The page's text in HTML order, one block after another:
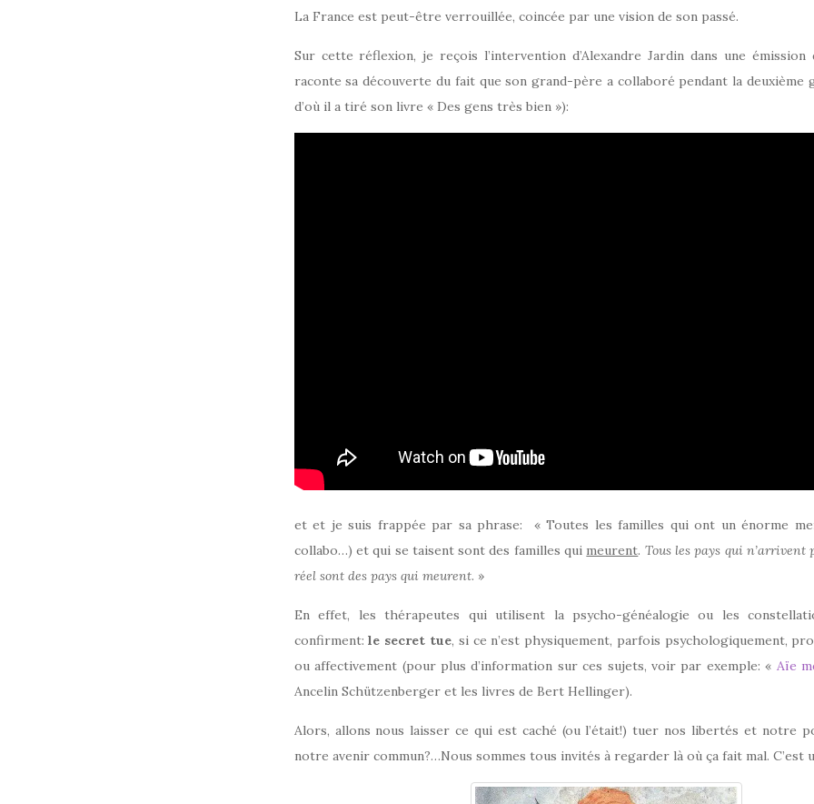
La France est peut-être verrouillée, coincée par une vision de son passé.
Sur cette réflexion, je reçois l’intervention d’Alexandre Jardin dans une émission
raconte sa découverte du fait que son grand-père a collaboré pendant la deuxième
d’où il a tiré son livre « Des gens très bien »):
et et je suis frappée par sa phrase: « Toutes les familles qui ont un énorme
collabo…) et qui se taisent sont des familles qui meurent. Tous les pays qui n’arrivent
réel sont des pays qui meurent. »
En effet, les thérapeutes qui utilisent la psycho-généalogie ou les
confirment:le secret tue, si ce n’est physiquement, parfois psychologiquement,
ou affectivement (pour plus d’information sur ces sujets, voir par exemple: « Aïe
Ancelin Schützenberger et les livres de Bert Hellinger).
Alors, allons nous laisser ce qui est caché (ou l’était!) tuer nos libertés et notre
notre avenir commun?…Nous sommes tous invités à regarder là où ça fait mal. C’est